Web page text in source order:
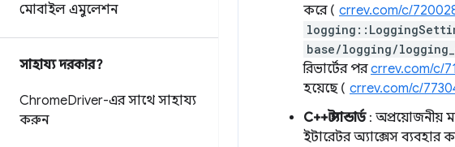
মোবাইল এমুলেশন
সাহায্য দরকার?
ChromeDriver-এর সাথে সাহায্য
করুন
করে ( crrev.com/c/
base/logging/
রিভার্টের পরcrrev.com/c/
হয়েছে ( crrev.com/c/
C++ স্ট্যান্ডার্ড: অপ্রয়োজনীয়
ইটারেটর অ্যাক্সেস ব্যবহার